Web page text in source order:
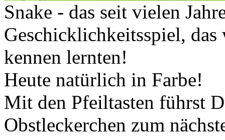
Snake - das seit vielen
Geschicklichkeitsspiel, das
kennen lernten!
Heute natürlich in Farbe!
Mit den Pfeiltasten führst
Obstleckerchen zum